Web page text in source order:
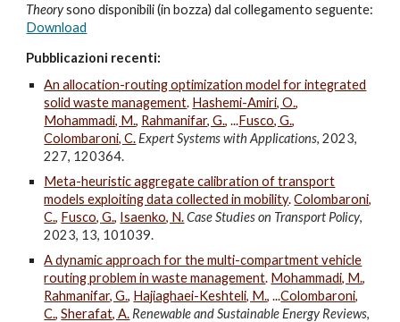
Theorysono disponibili (in bozza) dal collegamento seguente:
Download
Pubblicazioni recenti:
An allocation-routing optimization model for integrated
solid waste management. Hashemi-Amiri, O.,
Mohammadi, M., Rahmanifar, G., ...Fusco, G.,
Colombaroni, C. Expert Systems with Applications, 2023,
227, 120364.
Meta-heuristic aggregate calibration of transport
models exploiting data collected in mobility.Colombaroni,
C., Fusco, G., Isaenko, N. Case Studies on Transport Policy,
2023, 13, 101039.
A dynamic approach for the multi-compartment vehicle
routing problem in waste management. Mohammadi, M.,
Rahmanifar, G., Hajiaghaei-Keshteli, M., ...Colombaroni,
C.,Sherafat, A. Renewable and Sustainable Energy Reviews,